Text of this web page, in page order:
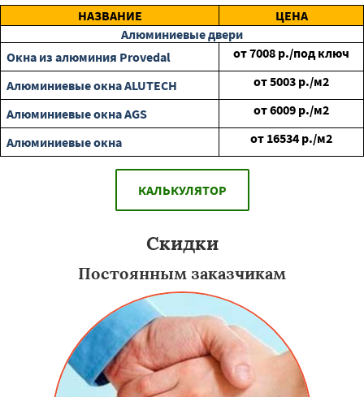
НАЗВАНИЕ
ЦЕНА
Алюминиевые двери
Окна из алюминия Provedal
от7008 р./под ключ
Алюминиевые окна ALUTECH
от5003 р./м2
Алюминиевые окна AGS
от6009 р./м2
Алюминиевые окна
от 16534 р./м2
КАЛЬКУЛЯТОР
Скидки
Постоянным заказчикам